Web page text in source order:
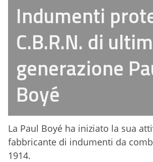
Indumenti
C.B.R.N. di
generazione
Boyé
La Paul Boyé ha iniziato la sua
fabbricante di indumenti da
1914.